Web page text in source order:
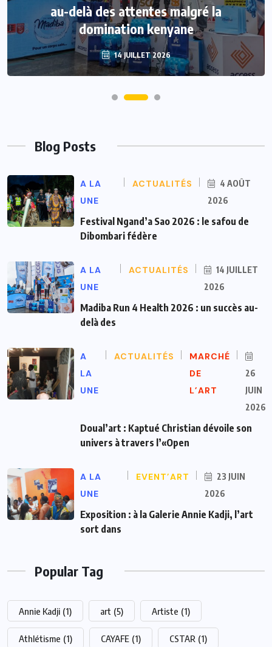
au-delà des attentes malgré la
domination kenyane
14 JUILLET 2026
Blog Posts
A LA
UNE
ACTUALITÉS
4 AOÛT
2026
Festival Ngand’a Sao 2026 : le safou de
Dibombari fédère
A LA
UNE
ACTUALITÉS
14 JUILLET
2026
Madiba Run 4 Health 2026 : un succès au-
delà des
A
LA
UNE
ACTUALITÉS
MARCHÉ
DE
L’ART
26
JUIN
2026
Doual’art : Kaptué Christian dévoile son
univers à travers l’«Open
A LA
UNE
EVENT’ART
23 JUIN
2026
Exposition : à la Galerie Annie Kadji, l’art
sort dans
Popular Tag
Annie Kadji (1) art (5) Artiste (1)
Athlétisme (1) CAYAFE (1) CSTAR (1)